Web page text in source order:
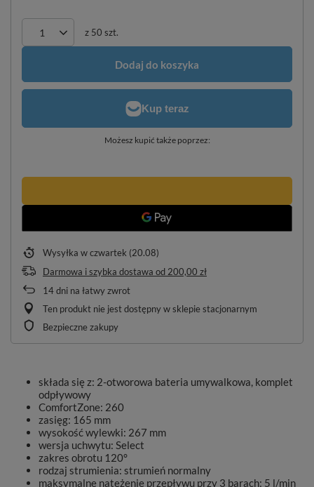
z 50 szt.
Dodaj do koszyka
Możesz kupić także poprzez:
Wysyłka w czwartek (20.08)
Darmowa i szybka dostawa od 200,00 zł
14dni na łatwy zwrot
Ten produkt nie jest dostępny w sklepie stacjonarnym
Bezpieczne zakupy
składa się z: 2-otworowa bateria umywalkowa, komplet
odpływowy
ComfortZone: 260
zasięg: 165 mm
wysokość wylewki: 267 mm
wersja uchwytu: Select
zakres obrotu 120°
rodzaj strumienia: strumień normalny
maksymalne natężenie przepływu przy 3 barach: 5 l/min